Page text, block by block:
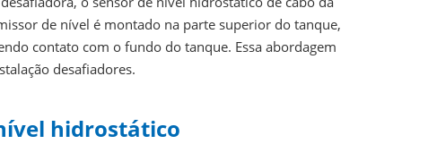
de nível é montado na parte superior do tanque,
contato com o fundo do tanque. Essa abordagem
desafiadores.
hidrostático